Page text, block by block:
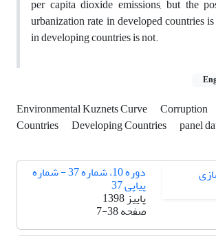
per capita dioxide emissions, but the
urbanization rate in developed countries
in developing countries is not.
Environmental Kuznets Curve Corruption
Countries
Developing Countries
panel
دوره 10، شماره 37 - شماره
پیاپی 37
پاییز 1398
صفحه7-38